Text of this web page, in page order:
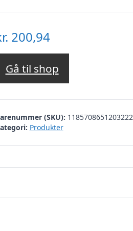
200,94
Gå til shop
(SKU):
Produkter